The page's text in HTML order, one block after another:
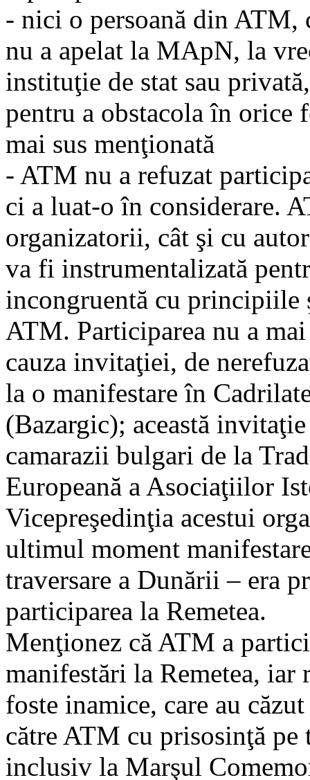
- nici o persoană din ATM,
nu a apelat la MApN, la
instituţie de stat sau
pentru a obstacola în orice
mai sus menţionată
- ATM nu a refuzat
ci a luat-o în considerare.
organizatorii, cât şi cu
va fi instrumentalizată
incongruentă cu principiile
ATM. Participarea nu a
cauza invitaţiei, de
la o manifestare în
(Bazargic); această
camarazii bulgari de la
Europeană a Asociaţiilor
Vicepreşedinţia acestui
ultimul moment
traversare a Dunării – era
participarea la Remetea.
Menţionez că ATM a
manifestări la Remetea,
foste inamice, care au
către ATM cu prisosinţă
inclusiv la Marşul